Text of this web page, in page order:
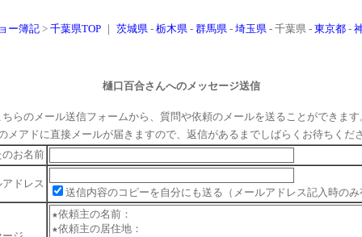
ー簿記> 千葉県TOP ｜ 茨城県 - 栃木県 - 群馬県 - 埼玉県 - 千葉県 - 東京都 -
樋口百合さんへのメッセージ送信
ちらのメール送信フォームから、質問や依頼のメールを送ることができます
メアドに直接メールが届きますので、返信があるまでしばらくお待ちくだ
のお名前
アドレス
送信内容のコピーを自分にも送る（メールアドレス記入時のみ